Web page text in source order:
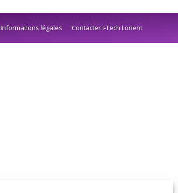
Informations légales Contacter I-Tech Lorient